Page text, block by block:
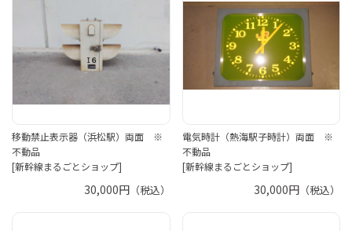
移動禁止表示器（浜松駅）両面 ※
不動品
[新幹線まるごとショップ]
30,000円（税込）
電気時計（熱海駅子時計）両面 ※
不動品
[新幹線まるごとショップ]
30,000円 （税込）